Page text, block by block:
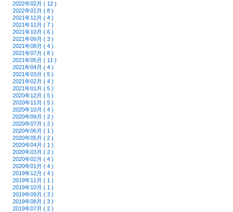
2022年02月 ( 12 )
2022年01月 ( 8 )
2021年12月 ( 4 )
2021年11月 ( 7 )
2021年10月 ( 6 )
2021年09月 ( 3 )
2021年08月 ( 4 )
2021年07月 ( 8 )
2021年05月 ( 11 )
2021年04月 ( 4 )
2021年03月 ( 5 )
2021年02月 ( 4 )
2021年01月 ( 5 )
2020年12月 ( 5 )
2020年11月 ( 5 )
2020年10月 ( 4 )
2020年09月 ( 2 )
2020年07月 ( 2 )
2020年06月 ( 1 )
2020年05月 ( 2 )
2020年04月 ( 1 )
2020年03月 ( 2 )
2020年02月 ( 4 )
2020年01月 ( 4 )
2019年12月 ( 4 )
2019年11月 ( 1 )
2019年10月 ( 1 )
2019年09月 ( 3 )
2019年08月 ( 3 )
2019年07月 ( 2 )